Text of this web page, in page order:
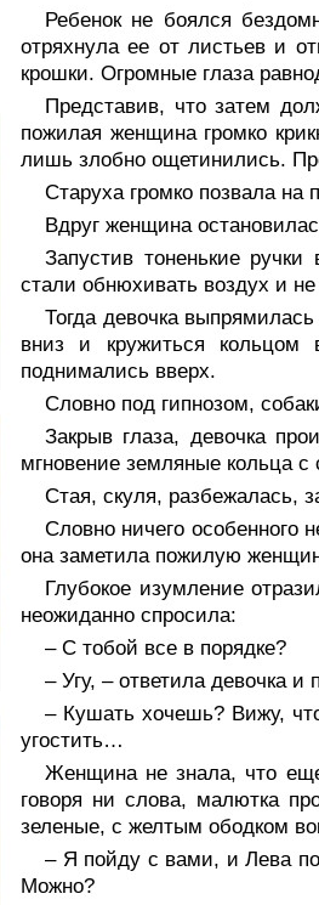
Ребенок не боялся
отряхнула ее от листьев и
крошки. Огромные глаза
Представив, что затем
пожилая женщина громко
лишь злобно ощетинились.
Старуха громко позвала
Вдруг женщина
Запустив тоненькие
стали обнюхивать воздух и
Тогда девочка
вниз и кружиться кольцом
поднимались вверх.
Словно под гипнозом,
Закрыв глаза, девочка
мгновение земляные кольца
Стая, скуля, разбежалась,
Словно ничего особенного
она заметила пожилую
Глубокое изумление
неожиданно спросила:
– С тобой все в порядке?
– Угу, – ответила девочка и
– Кушать хочешь? Вижу,
угостить…
Женщина не знала, что
говоря ни слова, малютка
зеленые, с желтым ободком
– Я пойду с вами, и Лева
Можно?